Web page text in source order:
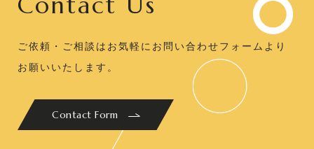
ご依頼・ご相談はお気軽にお問い合わせフォームより
お願いいたします。
Contact Form